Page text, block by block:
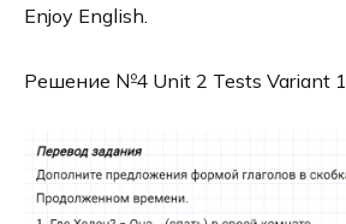
Enjoy English.
Решение №4 Unit 2 Tests Variant 1